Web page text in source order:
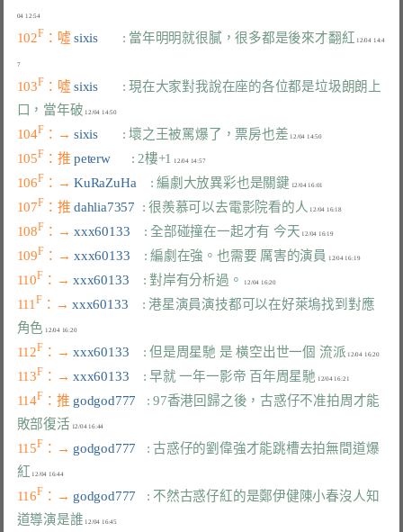
04 12:54
102F ：噓 sixis : 當年明明就很膩，很多都是後來才翻紅 12/04 14:4
7
103F ：噓 sixis : 現在大家對我說在座的各位都是垃圾朗朗上
口，當年破
12/04 14:50
104F ：→ sixis : 壞之王被罵爆了，票房也差 12/04 14:50
105F ：推 peterw : 2樓+1 12/04 14:57
106F ：→ KuRaZuHa : 編劇大放異彩也是關鍵
107F ：推 dahlia7357 : 很羨慕可以去電影院看的人 12/04 16:18
108F ：→ xxx60133 : 全部碰撞在一起才有 今天 12/04 16:19
109F ：→ xxx60133 : 編劇在強。也需要 厲害的演員 12/04 16:19
110F ：→ xxx60133 : 對岸有分析過。 12/04 16:20
111 F ：→ xxx60133 : 港星演員演技都可以在好萊塢找到對應
角色
12/04 16:20
112F ：→ xxx60133 : 但是周星馳 是 橫空出世一個 流派 12/04 16:20
113F ：→ xxx60133 : 早就 一年一影帝 百年周星馳
114F ：推 godgod777 : 97香港回歸之後，古惑仔不准拍周才能
敗部復活
115F ：→ godgod777 : 古惑仔的劉偉強才能跳槽去拍無間道爆
紅
12/04 16:44
116F ：→ godgod777 : 不然古惑仔紅的是鄭伊健陳小春沒人知
道導演是誰
12/04 16:45